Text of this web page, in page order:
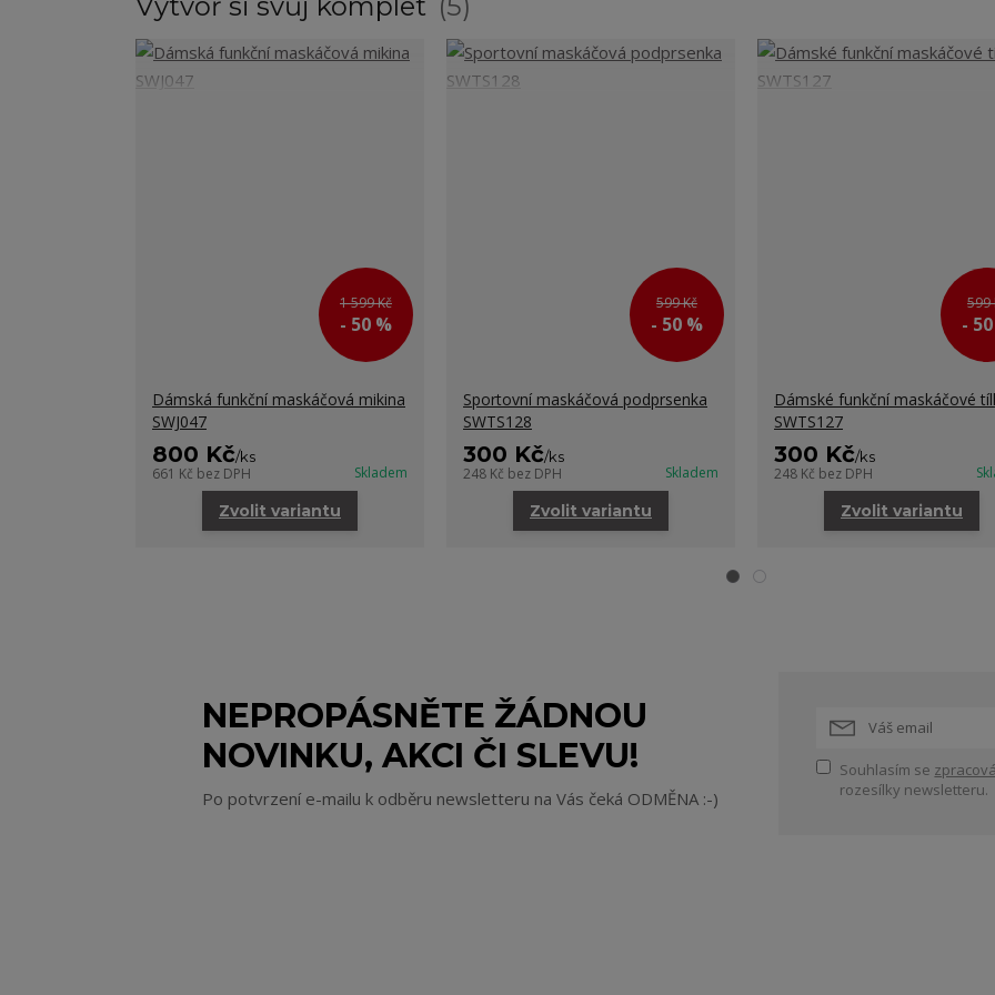
1 599 Kč
- 50 %
Dámská funkční maskáčová mikina
SWJ047
800 Kč/ks
661 Kč bez DPH Skladem
Zvolit variantu
599 Kč
- 50 %
Sportovní maskáčová podprsenka
SWTS128
300 Kč/ks
248 Kč bez DPH Skladem
Zvolit variantu
599
-
Dámské funkční maskáčové
SWTS127
300 Kč/ks
248 Kč bez DPH
Zvolit variantu
NEPROPÁSNĚTE ŽÁDNOU
NOVINKU, AKCI ČI SLEVU!
Po potvrzení e-mailu k odběru newsletteru na Vás čeká ODMĚNA :-)
Souhlasím se
rozesílky newsletteru.